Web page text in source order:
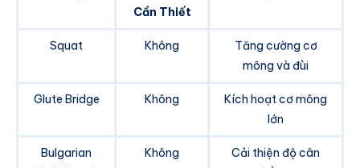
Cần Thiết
Squat Không
Tăng cường cơ
mông và đùi
Glute Bridge Không
Kích hoạt cơ mông
lớn
Bulgarian
Không
Cải thiện độ cân